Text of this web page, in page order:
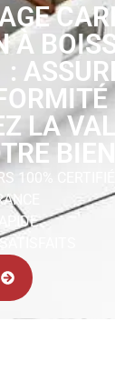
À
LA
BIEN
100% CERTIFIÉS